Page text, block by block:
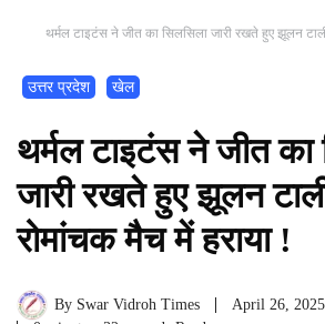
थर्मल टाइटंस ने जीत का सिलसिला जारी रखते हुए झूलन
उत्तर प्रदेश खेल
थर्मल टाइटंस ने जीत का
जारी रखते हुए झूलन
रोमांचक मैच में हराया !
By Swar Vidroh Times
April 26, 2025